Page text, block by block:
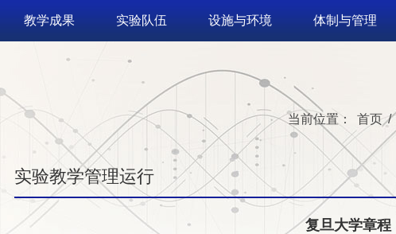
教学成果 实验队伍 设施与环境 体制与管理
当前位置： 首页/
实验教学管理运行
复旦大学章程